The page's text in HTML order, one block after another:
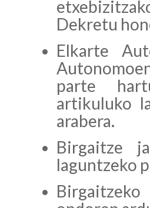
Dekretu
Elkarte
parte
artikuluko
arabera.
Birgaitze
laguntzeko